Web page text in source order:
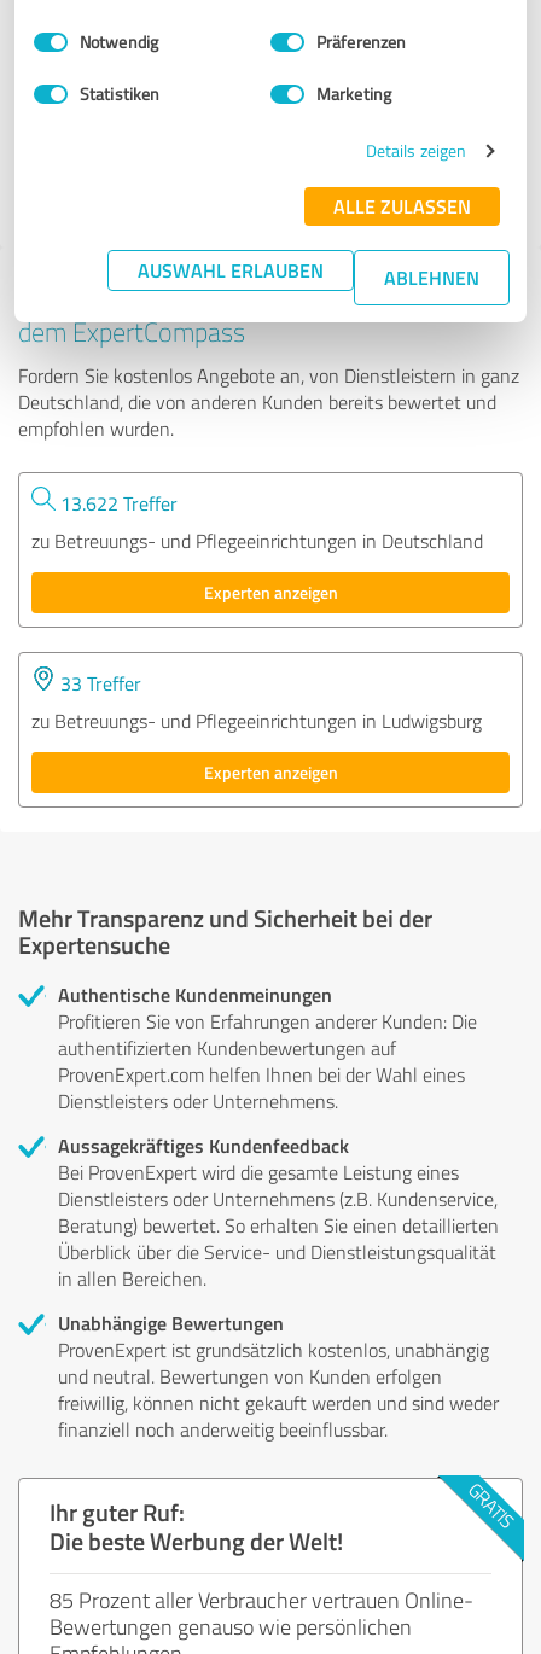
Impressum Datenschutzbestimmungen
Einwilligungsauswahl
Notwendig Präferenzen
Statistiken Marketing
Details zeigen
ALLE ZULASSEN
AUSWAHL ERLAUBEN ABLEHNEN
Betreuungswelt GmbH
Tipp: Die passenden Experten finden - mit
dem ExpertCompass
Fordern Sie kostenlos Angebote an, von Dienstleistern in ganz
Deutschland, die von anderen Kunden bereits bewertet und
empfohlen wurden.
13.622 Treffer
zu Betreuungs- und Pflegeeinrichtungen in Deutschland
Experten anzeigen
33 Treffer
zu Betreuungs- und Pflegeeinrichtungen in Ludwigsburg
Experten anzeigen
Mehr Transparenz und Sicherheit bei der
Expertensuche
Authentische Kundenmeinungen
Profitieren Sie von Erfahrungen anderer Kunden: Die
authentifizierten Kundenbewertungen auf
ProvenExpert.com helfen Ihnen bei der Wahl eines
Dienstleisters oder Unternehmens.
Aussagekräftiges Kundenfeedback
Bei ProvenExpert wird die gesamte Leistung eines
Dienstleisters oder Unternehmens (z.B. Kundenservice,
Beratung) bewertet. So erhalten Sie einen detaillierten
Überblick über die Service- und Dienstleistungsqualität
in allen Bereichen.
Unabhängige Bewertungen
ProvenExpert ist grundsätzlich kostenlos, unabhängig
und neutral. Bewertungen von Kunden erfolgen
freiwillig, können nicht gekauft werden und sind weder
finanziell noch anderweitig beeinflussbar.
Ihr guter Ruf:
Die beste Werbung der Welt!
85 Prozent aller Verbraucher vertrauen Online-
Bewertungen genauso wie persönlichen